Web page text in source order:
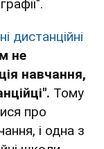
дистанційні
не
навчання,
Тому
про
і одна з